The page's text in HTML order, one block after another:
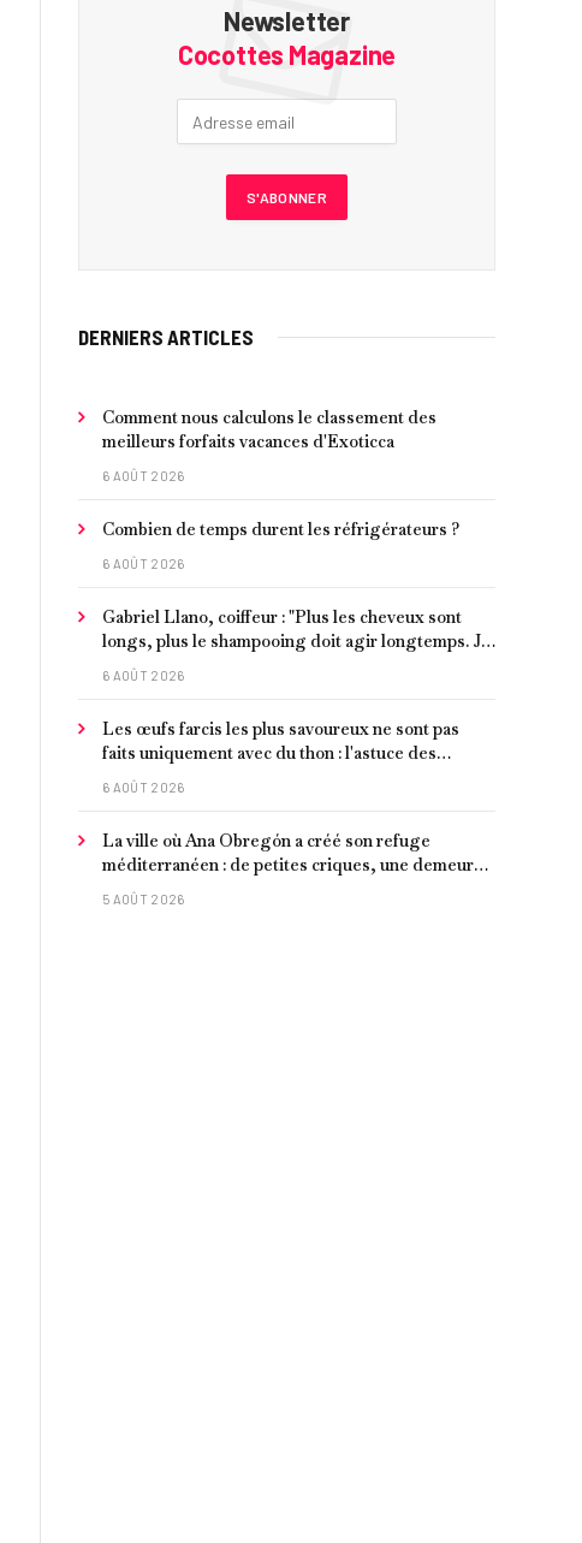
Newsletter
Cocottes Magazine
DERNIERS ARTICLES
Comment nous calculons le classement des
meilleurs forfaits vacances d'Exoticca
6 AOÛT 2026
Combien de temps durent les réfrigérateurs ?
6 AOÛT 2026
Gabriel Llano, coiffeur : "Plus les cheveux sont
longs, plus le shampooing doit agir longtemps. Je
conseille de le laisser entre 1 et 3 minutes."
6 AOÛT 2026
Les œufs farcis les plus savoureux ne sont pas
faits uniquement avec du thon : l'astuce des
moules marinées pour les rendre beaucoup plus
6 AOÛT 2026
La ville où Ana Obregón a créé son refuge
méditerranéen : de petites criques, une demeure
de millionnaire face à la mer et les meilleurs fruits
5 AOÛT 2026